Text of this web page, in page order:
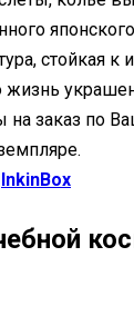
стойкая к
жизнь
на заказ по
InkinBox